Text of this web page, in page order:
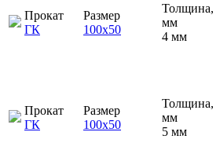
Прокат
ГК
Размер
100х50
Толщина,
мм
4 мм
Прокат
ГК
Размер
100х50
Толщина,
мм
5 мм